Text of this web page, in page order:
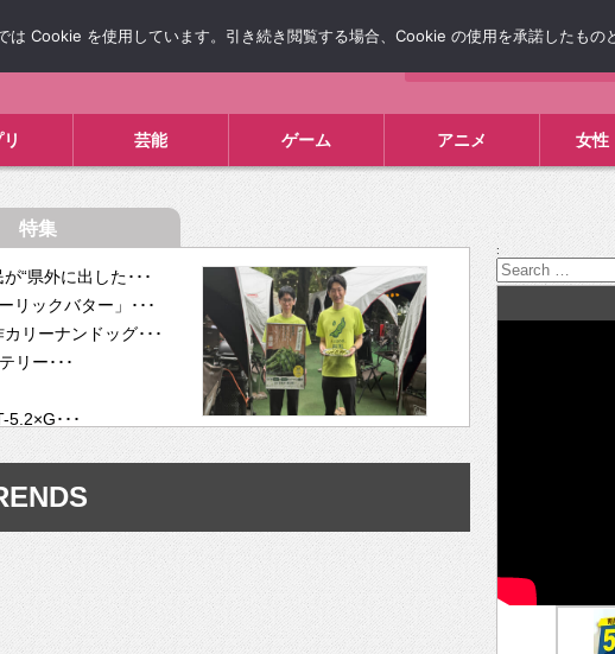
芸能 ゲーム アニメ 女性
特集
“県外に出した･･･
リックバター」･･･
リーナンドッグ･･･
リー･･･
5.2×G･･･
･
分が今話し･･･
渡す」 TE･･･
:
Cookie を使用しています。引き続き閲覧する場合、Cookie の使用を承諾したもの